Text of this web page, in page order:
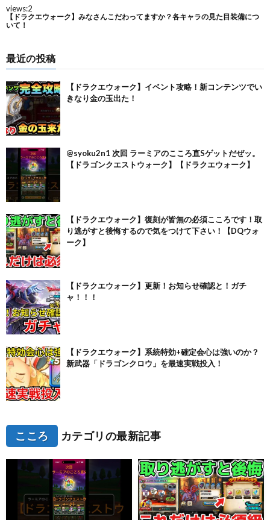
最近の投稿
【ドラクエウォーク】イベント攻略！新コンテンツでい
きなり金の玉出た！
@syoku2n1 次回 ラーミアのこころ直Sゲットだぜッ。
【ドラゴンクエストウォーク】【ドラクエウォーク】
【ドラクエウォーク】復刻が皆無の必須こころです！取
り逃がすと後悔するので気をつけて下さい！【DQウォ
ーク】
【ドラクエウォーク】更新！お知らせ確認と！ガチ
ャ！！！
【ドラクエウォーク】系統特効+確定会心は強いのか？
新武器「ドラゴンクロウ」を最速実戦投入！
こころ カテゴリの最新記事